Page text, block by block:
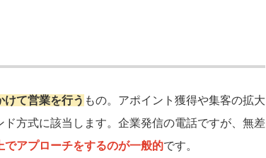
て営業を行う もの。アポイント獲得や集客の拡大
方式に該当します。企業発信の電話ですが、無差
でアプローチをするのが一般的です。